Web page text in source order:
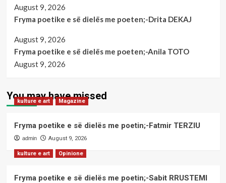
August 9, 2026
Fryma poetike e së dielës me poeten;-Drita DEKAJ
August 9, 2026
Fryma poetike e së dielës me poeten;-Anila TOTO
August 9, 2026
You may have missed
kulture e art Magazine
Fryma poetike e së dielës me poetin;-Fatmir TERZIU
admin August 9, 2026
kulture e art Opinione
Fryma poetike e së dielës me poetin;-Sabit RRUSTEMI